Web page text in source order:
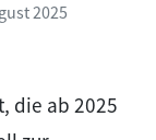
2025
die ab 2025